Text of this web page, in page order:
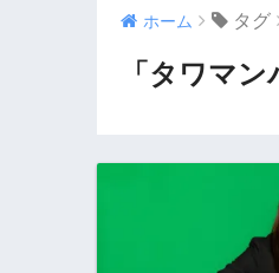
ホーム タグ
「タワマ